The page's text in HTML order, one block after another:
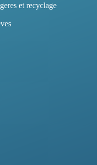
et recyclage